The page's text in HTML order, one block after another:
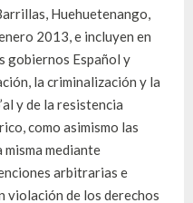
Huehuetenango,
2013, e incluyen en
gobiernos Español y
la criminalización y la
y de la resistencia
como asimismo las
mediante
arbitrarias e
violación de los derechos